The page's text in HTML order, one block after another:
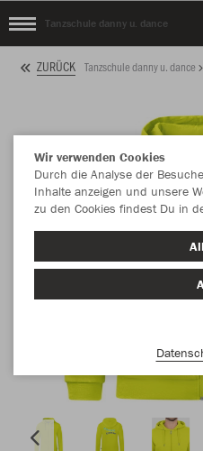
Tanzschule danny u. dance
ZURÜCK Tanzschule danny u. dance
Wir verwenden Cookies
Durch die Analyse der
Inhalte anzeigen und unsere
zu den Cookies findest Du in